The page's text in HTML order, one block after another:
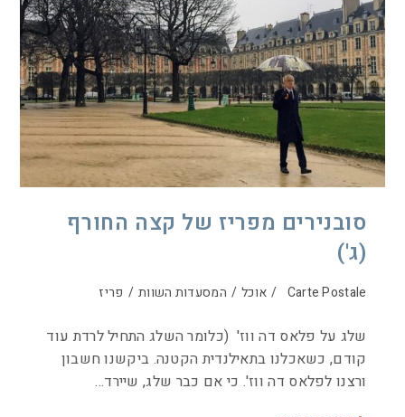
סובנירים מפריז של קצה החורף
(ג')
Carte Postale
/ אוכל / המסעדות השוות / פריז
שלג על פלאס דה ווז' (כלומר השלג התחיל לרדת עוד
קודם, כשאכלנו בתאילנדית הקטנה. ביקשנו חשבון
ורצנו לפלאס דה ווז'. כי אם כבר שלג, שיירד…